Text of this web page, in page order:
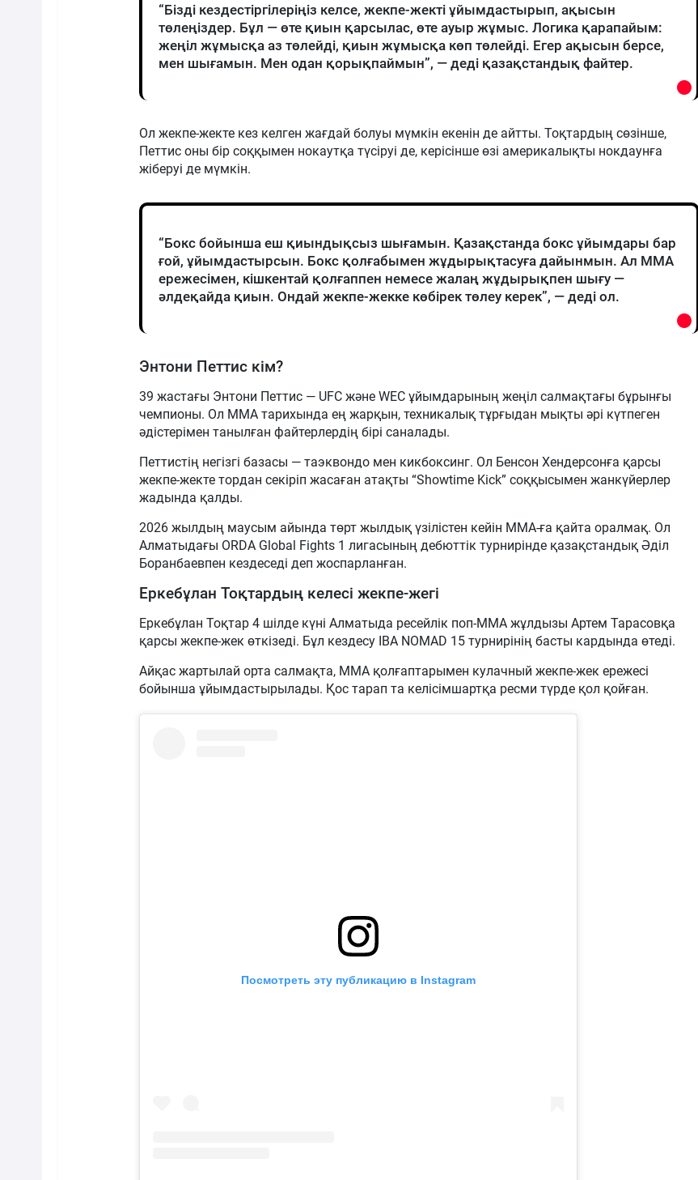
“Бізді кездестіргілеріңіз келсе, жекпе-жекті ұйымдастырып, ақысын
төлеңіздер. Бұл — өте қиын қарсылас, өте ауыр жұмыс. Логика қарапайым:
жеңіл жұмысқа аз төлейді, қиын жұмысқа көп төлейді. Егер ақысын берсе,
мен шығамын. Мен одан қорықпаймын”, — деді қазақстандық файтер.
Ол жекпе-жекте кез келген жағдай болуы мүмкін екенін де айтты. Тоқтардың сөзінше,
Петтис оны бір соққымен нокаутқа түсіруі де, керісінше өзі америкалықты нокдаунға
жіберуі де мүмкін.
“Бокс бойынша еш қиындықсыз шығамын. Қазақстанда бокс ұйымдары бар
ғой, ұйымдастырсын. Бокс қолғабымен жұдырықтасуға дайынмын. Ал ММА
ережесімен, кішкентай қолғаппен немесе жалаң жұдырықпен шығу —
әлдеқайда қиын. Ондай жекпе-жекке көбірек төлеу керек”, — деді ол.
Энтони Петтис кім?
39 жастағы Энтони Петтис — UFC және WEC ұйымдарының жеңіл салмақтағы бұрынғы
чемпионы. Ол ММА тарихында ең жарқын, техникалық тұрғыдан мықты әрі күтпеген
әдістерімен танылған файтерлердің бірі саналады.
Петтистің негізгі базасы — таэквондо мен кикбоксинг. Ол Бенсон Хендерсонға қарсы
жекпе-жекте тордан секіріп жасаған атақты “Showtime Kick” соққысымен жанкүйерлер
жадында қалды.
2026 жылдың маусым айында төрт жылдық үзілістен кейін ММА-ға қайта оралмақ. Ол
Алматыдағы ORDA Global Fights 1 лигасының дебюттік турнирінде қазақстандық Әділ
Боранбаевпен кездеседі деп жоспарланған.
Еркебұлан Тоқтардың келесі жекпе-жегі
Еркебұлан Тоқтар 4 шілде күні Алматыда ресейлік поп-ММА жұлдызы Артем Тарасовқа
қарсы жекпе-жек өткізеді. Бұл кездесу IBA NOMAD 15 турнирінің басты кардында өтеді.
Айқас жартылай орта салмақта, ММА қолғаптарымен кулачный жекпе-жек ережесі
бойынша ұйымдастырылады. Қос тарап та келісімшартқа ресми түрде қол қойған.
Посмотреть эту публикацию в Instagram